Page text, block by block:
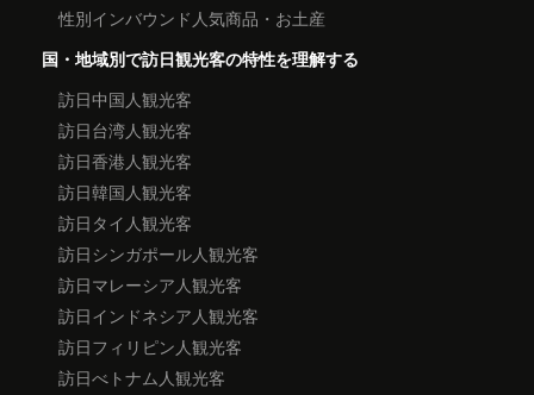
性別インバウンド人気商品・お土産
国・地域別で訪日観光客の特性を理解する
訪日中国人観光客
訪日台湾人観光客
訪日香港人観光客
訪日韓国人観光客
訪日タイ人観光客
訪日シンガポール人観光客
訪日マレーシア人観光客
訪日インドネシア人観光客
訪日フィリピン人観光客
訪日べトナム人観光客